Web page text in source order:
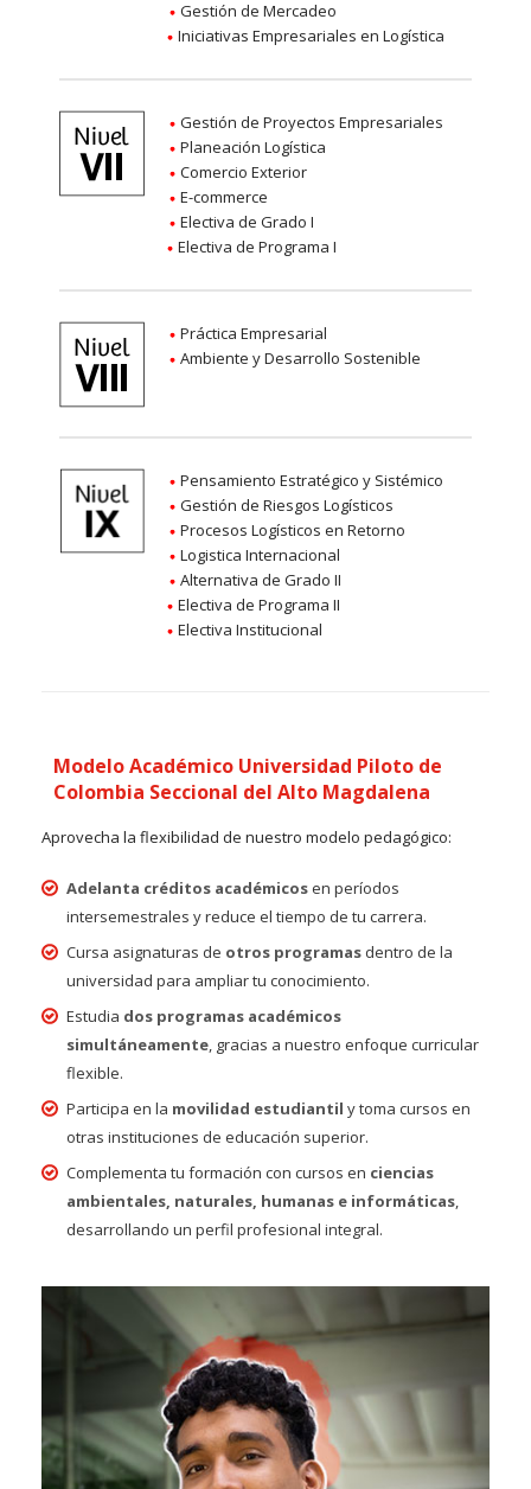
Gestión de Mercadeo
Iniciativas Empresariales en Logística
Gestión de Proyectos Empresariales
Planeación Logística
Comercio Exterior
E-commerce
Electiva de Grado I
Electiva de Programa I
Práctica Empresarial
Ambiente y Desarrollo Sostenible
Pensamiento Estratégico y Sistémico
Gestión de Riesgos Logísticos
Procesos Logísticos en Retorno
Logistica Internacional
Alternativa de Grado II
Electiva de Programa II
Electiva Institucional
Modelo Académico Universidad Piloto de
Colombia Seccional del Alto Magdalena
Aprovecha la flexibilidad de nuestro modelo pedagógico:
Adelanta créditos académicosen períodos
intersemestrales y reduce el tiempo de tu carrera.
Cursa asignaturas de otros programas dentro de la
universidad para ampliar tu conocimiento.
Estudia dos programas académicos
simultáneamente, gracias a nuestro enfoque curricular
flexible.
Participa en la movilidad estudiantil y toma cursos en
otras instituciones de educación superior.
Complementa tu formación con cursos en ciencias
ambientales, naturales, humanas e informáticas,
desarrollando un perfil profesional integral.